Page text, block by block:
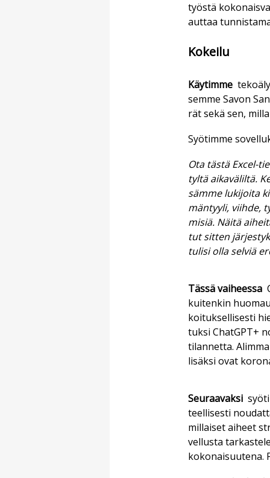
työs­tä
aut­taa
Ko­kei­lu
Käy­tim­me
sem­me Sa­von
rät sekä sen,
Syö­tim­me
Ota täs­tä Ex­cel-
tyl­tä ai­ka­vä­lil­tä.
säm­me lu­ki­joi­ta
män­tyy­li, viih­de,
mi­siä. Näi­tä
tut sit­ten
tu­li­si ol­la sel­viä
Täs­sä vai­hees­sa
kui­ten­kin
koi­tuk­sel­li­ses­ti
tuk­si ChatGPT+
ti­lan­net­ta.
li­säk­si ovat
Seu­raa­vak­si
teel­li­ses­ti
mil­lai­set ai­heet
vel­lus­ta
ko­ko­nai­suu­te­na.